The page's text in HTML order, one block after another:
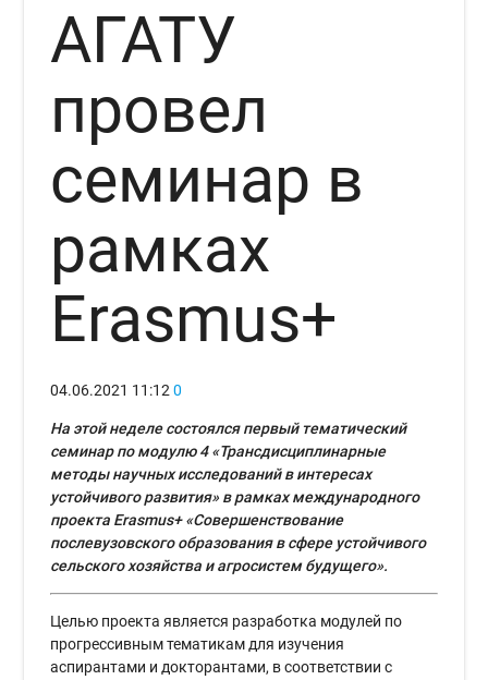
АГАТУ
провел
семинар в
рамках
Erasmus+
04.06.2021 11:12 0
На этой неделе состоялся первый тематический
семинар по модулю 4 «Трансдисциплинарные
методы научных исследований в интересах
устойчивого развития» в рамках международного
проекта Erasmus+ «Совершенствование
послевузовского образования в сфере устойчивого
сельского хозяйства и агросистем будущего».
Целью проекта является разработка модулей по
прогрессивным тематикам для изучения
аспирантами и докторантами, в соответствии с